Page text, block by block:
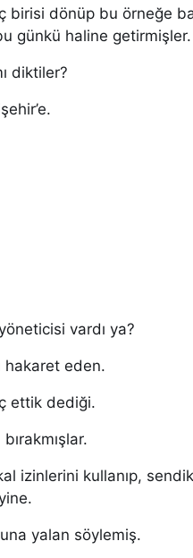
birisi dönüp bu örneğe
günkü haline getirmişler.
diktiler?
vardı ya?
hakaret eden.
ettik dediği.
izinlerini kullanıp,
yalan söylemiş.